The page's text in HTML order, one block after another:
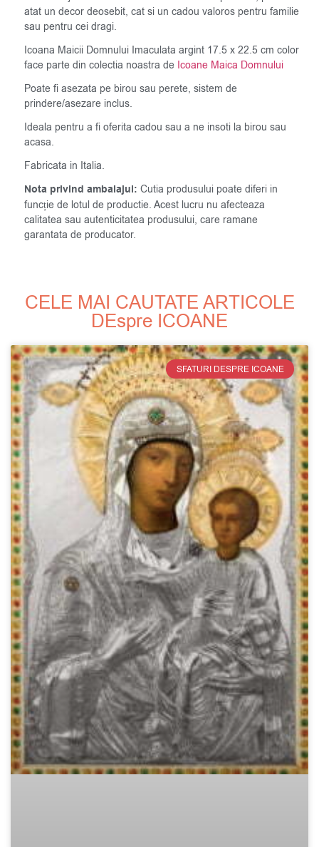
atat un decor deosebit, cat si un cadou valoros pentru familie
sau pentru cei dragi.
Icoana Maicii Domnului Imaculata argint 17.5 x 22.5 cm color
face parte din colectia noastra de Icoane Maica Domnului
Poate fi asezata pe birou sau perete, sistem de
prindere/asezare inclus.
Ideala pentru a fi oferita cadou sau a ne insoti la birou sau
acasa.
Fabricata in Italia.
Nota privind ambalajul: Cutia produsului poate diferi in
funcție de lotul de productie. Acest lucru nu afecteaza
calitatea sau autenticitatea produsului, care ramane
garantata de producator.
CELE MAI CAUTATE ARTICOLE
DEspre ICOANE
SFATURI DESPRE ICOANE